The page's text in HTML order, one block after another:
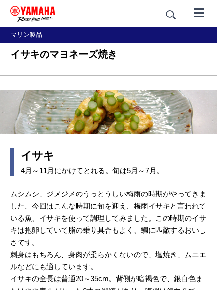
マリン製品
イサキのマヨネーズ焼き
イサキ
4月～11月にかけてとれる。旬は5月～7月。
ムシムシ、ジメジメのうっとうしい梅雨の時期がやってきま
した。今回はこんな時期に旬を迎え、梅雨イサキと言われて
いる魚、イサキを使って調理してみました。この時期のイサ
キは抱卵していて脂の乗り具合もよく、鯛に匹敵するおいし
さです。
刺身はもちろん、身肉が柔らかくないので、塩焼き、ムニエ
ルなどにも適しています。
イサキの全長は普通20～35cm。背側が暗褐色で、銀白色ま